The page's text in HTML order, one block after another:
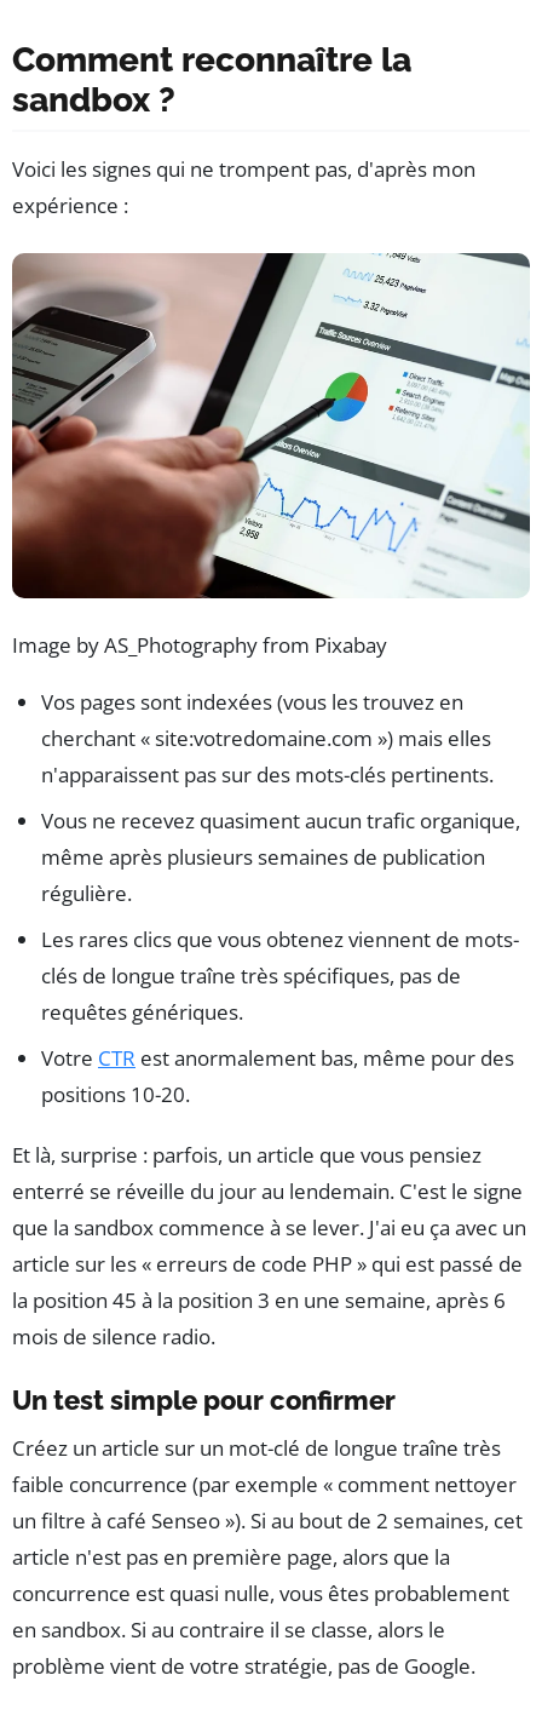
Comment reconnaître la
sandbox ?
Voici les signes qui ne trompent pas, d'après mon
expérience :
Image by AS_Photography from Pixabay
Vos pages sont indexées (vous les trouvez en
cherchant « site:votredomaine.com ») mais elles
n'apparaissent pas sur des mots-clés pertinents.
Vous ne recevez quasiment aucun trafic organique,
même après plusieurs semaines de publication
régulière.
Les rares clics que vous obtenez viennent de mots-
clés de longue traîne très spécifiques, pas de
requêtes génériques.
Votre CTR est anormalement bas, même pour des
positions 10-20.
Et là, surprise : parfois, un article que vous pensiez
enterré se réveille du jour au lendemain. C'est le signe
que la sandbox commence à se lever. J'ai eu ça avec un
article sur les « erreurs de code PHP » qui est passé de
la position 45 à la position 3 en une semaine, après 6
mois de silence radio.
Un test simple pour confirmer
Créez un article sur un mot-clé de longue traîne très
faible concurrence (par exemple « comment nettoyer
un filtre à café Senseo »). Si au bout de 2 semaines, cet
article n'est pas en première page, alors que la
concurrence est quasi nulle, vous êtes probablement
en sandbox. Si au contraire il se classe, alors le
problème vient de votre stratégie, pas de Google.